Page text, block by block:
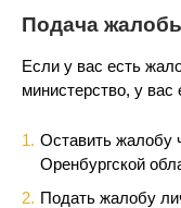
Подача
Если у вас есть
министерство, у вас
Оставить жалобу
Оренбургской
Подать жалобу